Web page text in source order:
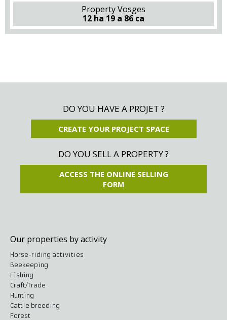
Property Vosges
12 ha 19 a 86 ca
DO YOU HAVE A PROJET ?
CREATE YOUR PROJECT SPACE
DO YOU SELL A PROPERTY ?
ACCESS THE ONLINE SELLING
FORM
Our properties by activity
Horse-riding activities
Beekeeping
Fishing
Craft/Trade
Hunting
Cattle breeding
Forest